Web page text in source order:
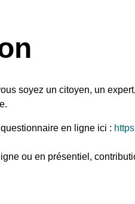
soyez un citoyen, un
en ligne ici :
ou en présentiel,